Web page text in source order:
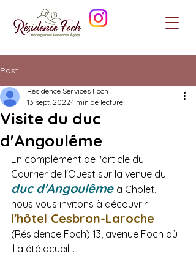
Post
Visite du duc
d'Angoulême
Résidence Services Foch
13 sept. 2022 1 min de lecture
En complément de l'article du
Courrier de l'Ouest sur la venue du
duc d'Angoulême à Cholet,
nous vous invitons à découvrir
l'hôtel Cesbron-Laroche
(Résidence Foch) 13, avenue Foch où
il a été acueilli.